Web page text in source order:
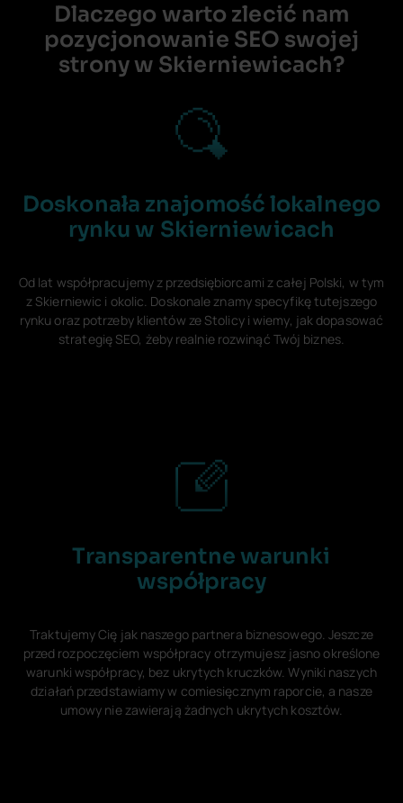
Dlaczego warto zlecić nam
pozycjonowanie SEO swojej
strony w Skierniewicach?
Doskonała znajomość lokalnego
rynku w Skierniewicach
Od lat współpracujemy z przedsiębiorcami z całej Polski, w tym
z Skierniewic i okolic. Doskonale znamy specyfikę tutejszego
rynku oraz potrzeby klientów ze Stolicy i wiemy, jak dopasować
strategię SEO, żeby realnie rozwinąć Twój biznes.
Transparentne warunki
współpracy
Traktujemy Cię jak naszego partnera biznesowego. Jeszcze
przed rozpoczęciem współpracy otrzymujesz jasno określone
warunki współpracy, bez ukrytych kruczków. Wyniki naszych
działań przedstawiamy w comiesięcznym raporcie, a nasze
umowy nie zawierają żadnych ukrytych kosztów.